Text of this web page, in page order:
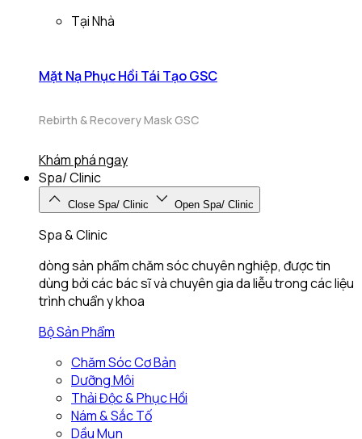
Tại Nhà
Mặt Nạ Phục Hồi Tái Tạo GSC
Rebirth & Recovery Mask GSC
Khám phá ngay
Spa/ Clinic
Close Spa/ Clinic Open Spa/ Clinic
Spa & Clinic
dòng sản phẩm chăm sóc chuyên nghiệp, được tin
dùng bởi các bác sĩ và chuyên gia da liễu trong các liệu
trình chuẩn y khoa
Bộ Sản Phẩm
Chăm Sóc Cơ Bản
Dưỡng Môi
Thải Độc & Phục Hồi
Nám & Sắc Tố
Dầu Mụn